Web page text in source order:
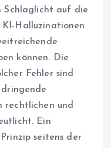
Schlaglicht auf die
Halluzinationen
können. Die
Fehler sind
rechtlichen und
Ein
seitens der